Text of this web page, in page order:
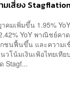
มเสี่ยง Stagflation
าคมเพิ่มขึ้น 1.95%
YoY พาณิชย์คา
กชนฟื้นขึ้น และความ
โน้มเงินเฟ้อไทยเทีย
Stagf...